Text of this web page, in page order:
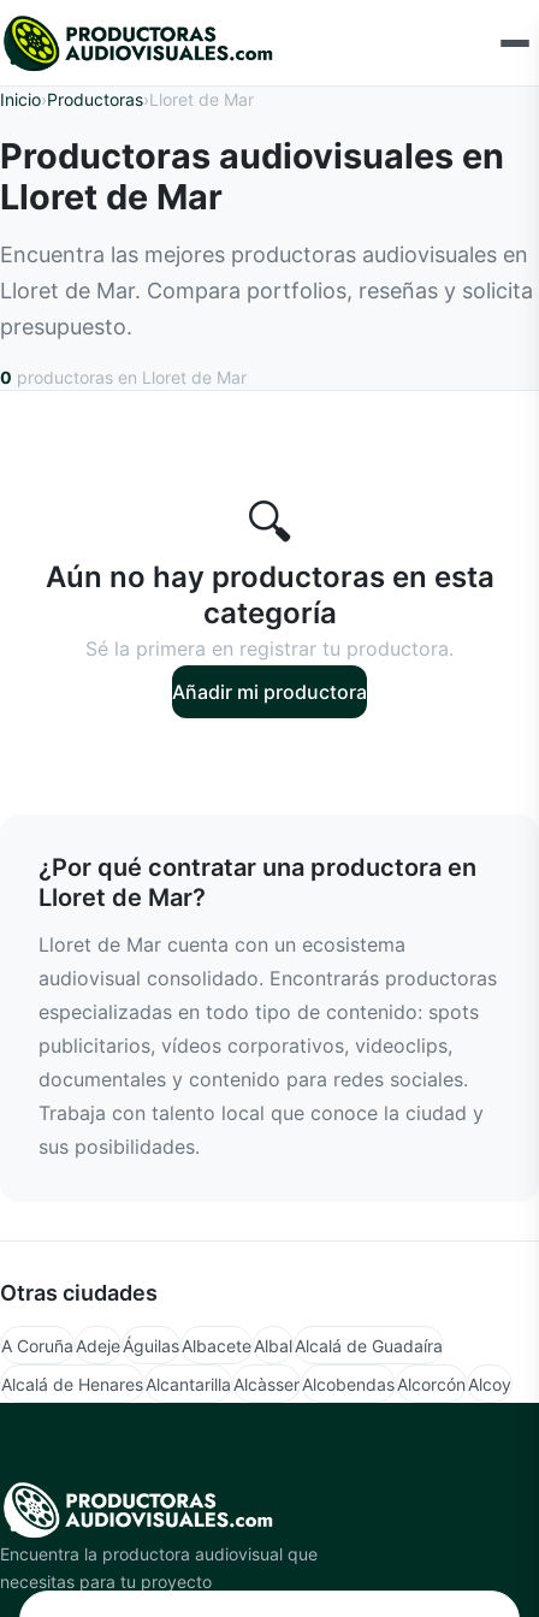
Inicio›Productoras›Lloret de Mar
Productoras audiovisuales en
Lloret de Mar
Encuentra las mejores productoras audiovisuales en
Lloret de Mar. Compara portfolios, reseñas y solicita
presupuesto.
0 productoras en Lloret de Mar
🔍
Aún no hay productoras en esta
categoría
Sé la primera en registrar tu productora.
Añadir mi productora
¿Por qué contratar una productora en
Lloret de Mar?
Lloret de Mar cuenta con un ecosistema
audiovisual consolidado. Encontrarás productoras
especializadas en todo tipo de contenido: spots
publicitarios, vídeos corporativos, videoclips,
documentales y contenido para redes sociales.
Trabaja con talento local que conoce la ciudad y
sus posibilidades.
Otras ciudades
A CoruñaAdejeÁguilasAlbaceteAlbalAlcalá de Guadaíra
Alcalá de HenaresAlcantarillaAlcàsserAlcobendasAlcorcónAlcoy
Encuentra la productora audiovisual que
necesitas para tu proyecto